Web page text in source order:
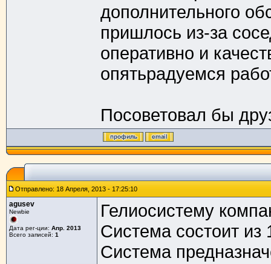
дополнительного
пришлось из-за
оперативно и
опятьрадуемся
Посоветовал бы
Отправлено: 18 Апреля, 2013 - 17:25:10
agusev
Newbie
Дата рег-ции: Апр. 2013
Всего записей: 1
Гелиосистему
Система состоит из
Система